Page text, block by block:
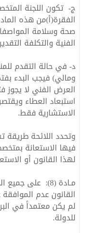
ج- تكون اللجنة
الفقرة(أ)من هذه
صحة وسلامة
الفنية والتكلفة
د- في حالة التقدم
ومالي) فيجب البدء
العرض الفني لا يجوز
استبعاد العطاء
الاستشارية فقط.
وتحدد اللائحة طريقة
فيها الاستعانة
لهذا القانون أو
مـادة (8): على
القانون عدم
لم يكن معتمداً في
للدولة.